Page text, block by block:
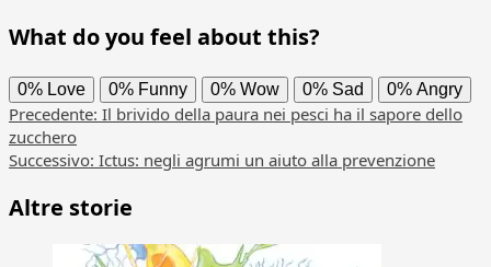
What do you feel about this?
0% Love 0% Funny 0% Wow 0% Sad 0% Angry
Navigazione
articolo
Precedente: Il brivido della paura nei pesci ha il sapore dello
zucchero
Successivo: Ictus: negli agrumi un aiuto alla prevenzione
Altre storie